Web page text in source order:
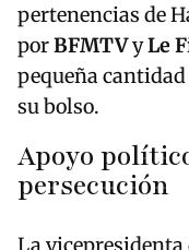
pertenencias de
porBFMTVyLe
pequeña cantidad
su bolso.
Apoyo
persecución